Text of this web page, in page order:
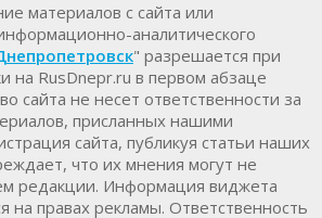
материалов c сайта или
аналитического
" разрешается при
на RusDnepr.ru в первом абзаце
сайта не несет ответственности за
присланных нашими
сайта, публикуя статьи наших
что их мнения могут не
редакции. Информация виджета
на правах рекламы. Ответственность